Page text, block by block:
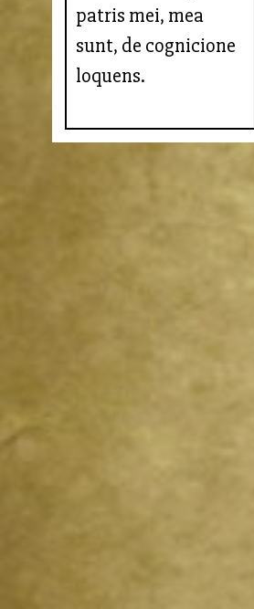
patris mei, mea
sunt, de cognicione
loquens.